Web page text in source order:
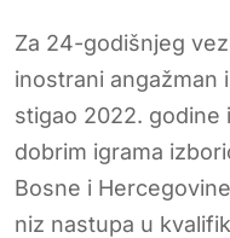
Za 24-godišnjeg
inostrani angažman
stigao 2022. godine
dobrim igrama
Bosne i
niz nastupa u